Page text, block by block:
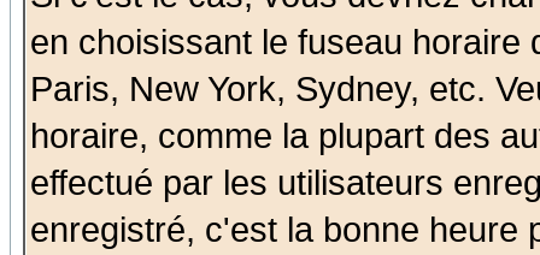
en choisissant le fuseau
Paris, New York, Sydney, etc.
horaire, comme la plupart des
effectué par les utilisateurs
enregistré, c'est la bonne heure